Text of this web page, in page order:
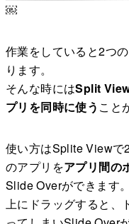
￼
作業をしていると2つ
ります。
そんな時にはSplit
プリを同時に使う こと
使い方はSplite Viewで
のアプリをアプリ間の
Slide Overができます
上にドラッグすると、